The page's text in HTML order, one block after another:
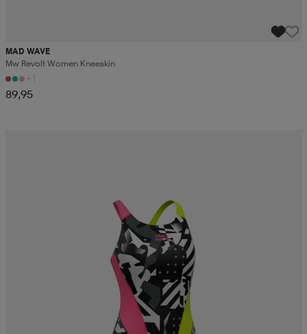
MAD WAVE
Mw Revolt Women Kneeskin
+1
89,95